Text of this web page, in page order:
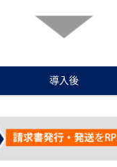
導入後